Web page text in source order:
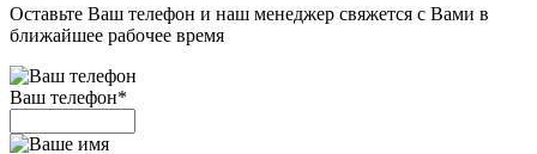
Оставьте Ваш телефон и наш менеджер свяжется с Вами в
ближайшее рабочее время
Ваш телефон*